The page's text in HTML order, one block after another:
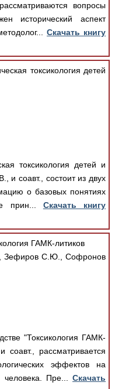
вопросы
исторический аспект
Скачать книгу
токсикология детей
токсикология детей и
и соавт., состоит из двух
о базовых понятиях
прин... Скачать книгу
ГАМК-литиков
Зефиров С.Ю., Софронов
"Токсикология ГАМК-
рассматривается
эффектов на
человека. Пре...Скачать